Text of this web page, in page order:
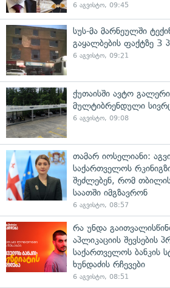
6 აგვისტო, 09:45
სუს-მა მარნეულში
გაყალბების ფაქტზე 3
6 აგვისტო, 09:21
ქუთაისში ავტო
მულტიბრენდული
6 აგვისტო, 09:08
თამარ იოსელიანი:
საქართველოს
შეძლებენ, რომ
საათში იმგზავრონ
6 აგვისტო, 08:57
რა უნდა
აპლიკაციის შევსების
საქართველოს ბანკის
ხუნდაძის რჩევები
6 აგვისტო, 08:51